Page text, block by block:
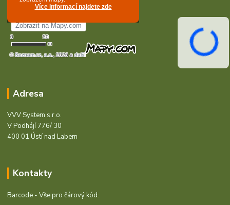
Adresa
VVV System s.r.o.
V Podhájí 776/ 30
400 01 Ústí nad Labem
Kontakty
Barcode - Vše pro čárový kód.